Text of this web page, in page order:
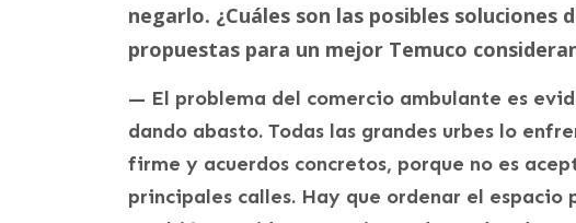
negarlo. ¿Cuáles son las posibles soluciones
propuestas para un mejor Temuco
— El problema del comercio ambulante es
dando abasto. Todas las grandes urbes lo
firme y acuerdos concretos, porque no es
principales calles. Hay que ordenar el espacio